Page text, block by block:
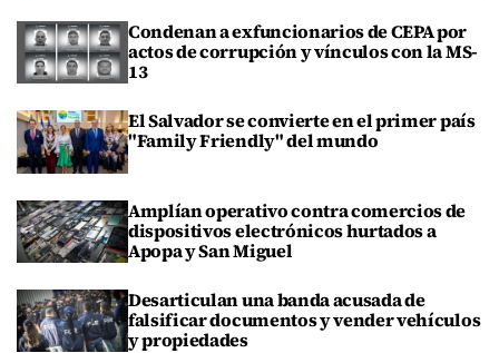
Condenan a exfuncionarios de CEPA por
actos de corrupción y vínculos con la MS-
13
El Salvador se convierte en el primer país
"Family Friendly" del mundo
Amplían operativo contra comercios de
dispositivos electrónicos hurtados a
Apopa y San Miguel
Desarticulan una banda acusada de
falsificar documentos y vender vehículos
y propiedades